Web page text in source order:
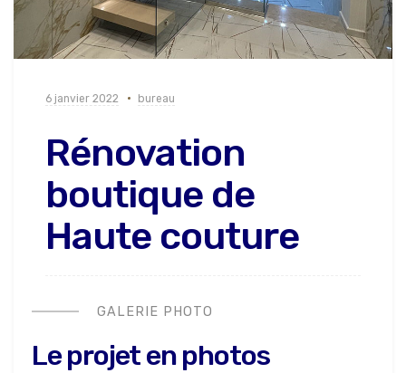
6 janvier 2022 bureau
Rénovation
boutique de
Haute couture
GALERIE PHOTO
Le projet en photos